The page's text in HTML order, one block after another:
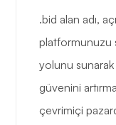
.bid alan adı,
platformunuzu
yolunu sunarak
güvenini
çevrimiçi